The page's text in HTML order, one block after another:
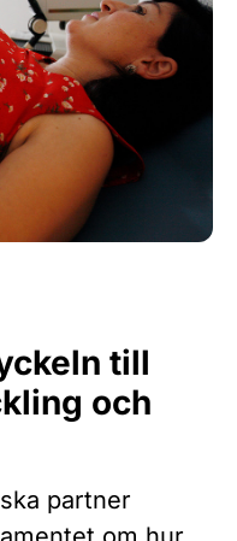
till
och
partner